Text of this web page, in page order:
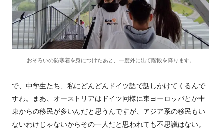
おそろいの防寒着を身につけたあと、一度外に出て階段を降ります。
で、中学生たち、私にどんどんドイツ語で話しかけてくるんで
すわ。まあ、オーストリアはドイツ同様に東ヨーロッパとか中
東からの移民が多いんだと思うんですが、アジア系の移民もい
ないわけじゃないからその一人だと思われても不思議はない。